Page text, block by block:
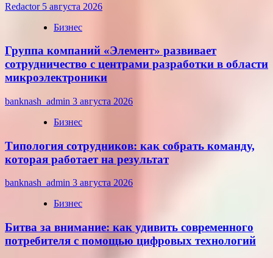
Redactor 5 августа 2026
Бизнес
Группа компаний «Элемент» развивает
сотрудничество с центрами разработки в области
микроэлектроники
banknash_admin 3 августа 2026
Бизнес
Типология сотрудников: как собрать команду,
которая работает на результат
banknash_admin 3 августа 2026
Бизнес
Битва за внимание: как удивить современного
потребителя с помощью цифровых технологий